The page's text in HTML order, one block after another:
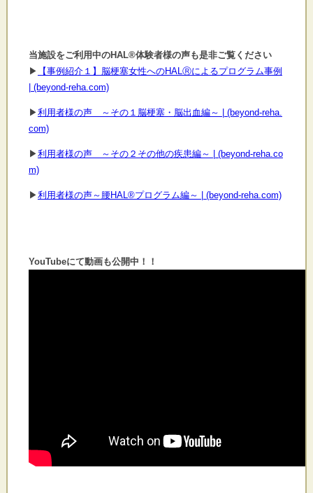
当施設をご利用中のHAL®体験者様の声も是非ご覧ください
▶
【事例紹介１】脳梗塞女性へのHALⓇによるプログラム事例
| (beyond-reha.com)
▶利用者様の声 ～その１脳梗塞・脳出血編～ | (beyond-reha.
com)
▶利用者様の声 ～その２その他の疾患編～ | (beyond-reha.co
m)
▶利用者様の声～腰HAL®プログラム編～ | (beyond-reha.com)
YouTubeにて動画も公開中！！